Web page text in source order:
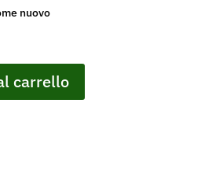
nuovo
carrello